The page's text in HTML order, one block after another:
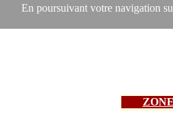
En poursuivant votre navigation